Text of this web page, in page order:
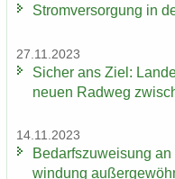
Strom­ver­sor­gung in
27.11.2023
Si­cher ans Ziel:
neuen Rad­weg
14.11.2023
Be­darfs­zu­wei­sung
win­dung